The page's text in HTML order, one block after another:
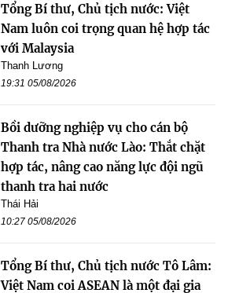
Tổng Bí thư, Chủ tịch nước: Việt
Nam luôn coi trọng quan hệ hợp tác
với Malaysia
Thanh Lương
19:31 05/08/2026
Bồi dưỡng nghiệp vụ cho cán bộ
Thanh tra Nhà nước Lào: Thắt chặt
hợp tác, nâng cao năng lực đội ngũ
thanh tra hai nước
Thái Hải
10:27 05/08/2026
Tổng Bí thư, Chủ tịch nước Tô Lâm:
Việt Nam coi ASEAN là một đại gia